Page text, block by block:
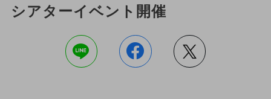
シアターイベント開催